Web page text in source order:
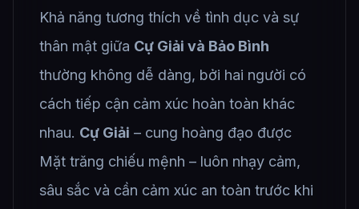
Khả năng tương thích về tình dục và sự
thân mật giữa Cự Giải và Bảo Bình
thường không dễ dàng, bởi hai người có
cách tiếp cận cảm xúc hoàn toàn khác
nhau. Cự Giải – cung hoàng đạo được
Mặt trăng chiếu mệnh – luôn nhạy cảm,
sâu sắc và cần cảm xúc an toàn trước khi